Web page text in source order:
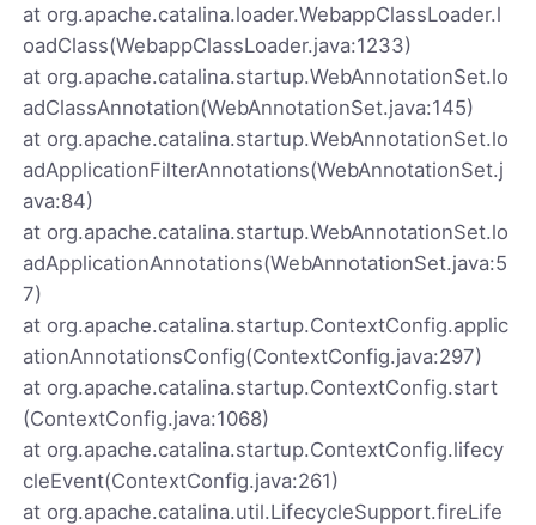
at org.apache.catalina.loader.WebappClassLoader.l
oadClass(WebappClassLoader.java:1233)
at org.apache.catalina.startup.WebAnnotationSet.lo
adClassAnnotation(WebAnnotationSet.java:145)
at org.apache.catalina.startup.WebAnnotationSet.lo
adApplicationFilterAnnotations(WebAnnotationSet.j
ava:84)
at org.apache.catalina.startup.WebAnnotationSet.lo
adApplicationAnnotations(WebAnnotationSet.java:5
7)
at org.apache.catalina.startup.ContextConfig.applic
ationAnnotationsConfig(ContextConfig.java:297)
at org.apache.catalina.startup.ContextConfig.start
(ContextConfig.java:1068)
at org.apache.catalina.startup.ContextConfig.lifecy
cleEvent(ContextConfig.java:261)
at org.apache.catalina.util.LifecycleSupport.fireLife